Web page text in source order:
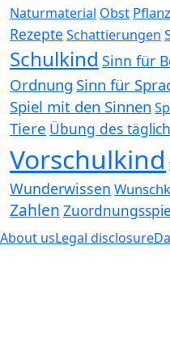
Naturmaterial Obst
Rezepte Schattierungen
Schulkind Sinn für
Ordnung Sinn für
Spiel mit den Sinnen
Tiere Übung des
Vorschulkind
Wunderwissen
Zahlen
About usLegal disclosure